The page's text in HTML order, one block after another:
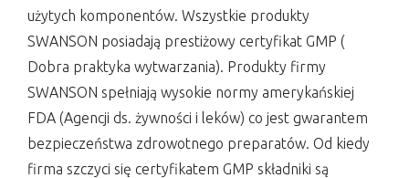
użytych komponentów. Wszystkie produkty
SWANSON posiadają prestiżowy certyfikat GMP (
Dobra praktyka wytwarzania). Produkty firmy
SWANSON spełniają wysokie normy amerykańskiej
FDA (Agencji ds. żywności i leków) co jest gwarantem
bezpieczeństwa zdrowotnego preparatów. Od kiedy
firma szczyci się certyfikatem GMP składniki są